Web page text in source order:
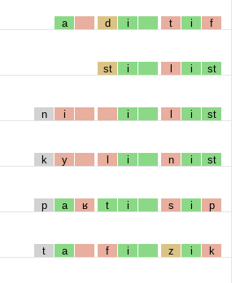
a d i t i f
st i l i st
n i i l i st
k y l i n i st
p a ʁ t i s i p
t a f i z i k